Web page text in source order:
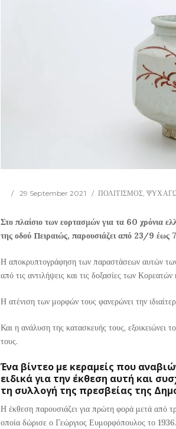
29 September 2021 ΠΟΛΙΤΙΣΜΟΣ ,
Στο πλαίσιο των εορτασμών για τα 60 χρόνια
της οδού Πειραιώς, παρουσιάζει από 23/9 έως
Η αποκρυπτογράφηση των παραστάσεων αυτών των
από τις αντιλήψεις και τις δοξασίες των
Η ατένιση των μορφών τους φανερώνει την
Και η ανάλυση της κατασκευής τους, εξοικειώνει
τους.
Ένα βίντεο με κεραμείς που
ειδικά για την έκθεση αυτή και
τη συλλογή της πρεσβείας της
Η έκθεση παρουσιάζει για πρώτη φορά μετά από
οποία δώρισε ο Γεώργιος Ευμορφόπουλος το 1936.